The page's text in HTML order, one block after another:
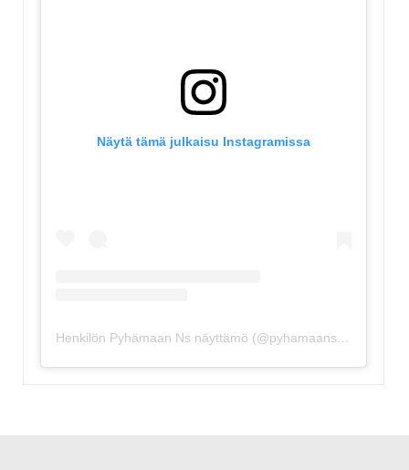
Näytä tämä julkaisu Instagramissa
Henkilön Pyhämaan Ns näyttämö (@pyhamaansuviteatteri) jakama julkaisu